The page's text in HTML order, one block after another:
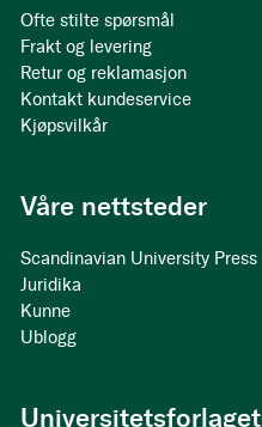
Ofte stilte spørsmål
Frakt og levering
Retur og reklamasjon
Kontakt kundeservice
Kjøpsvilkår
Våre nettsteder
Scandinavian University Press
Juridika
Kunne
Ublogg
Universitetsforlaget